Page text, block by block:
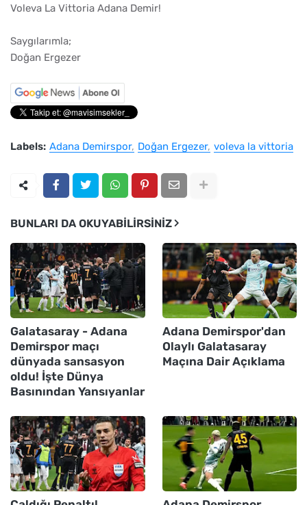
Voleva La Vittoria Adana Demir!
Saygılarımla;
Doğan Ergezer
Labels: Adana Demirspor Doğan Ergezer voleva la vittoria
BUNLARI DA OKUYABILIRSINIZ
Galatasaray - Adana
Demirspor maçı
dünyada sansasyon
oldu! İşte Dünya
Basınından Yansıyanlar
Adana Demirspor'dan
Olaylı Galatasaray
Maçına Dair Açıklama